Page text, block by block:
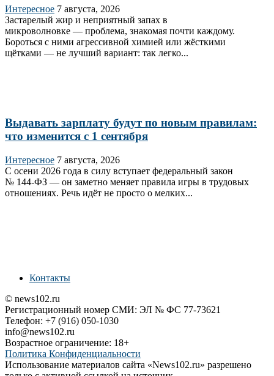
Интересное 7 августа, 2026
Застарелый жир и неприятный запах в
микроволновке — проблема, знакомая почти каждому.
Бороться с ними агрессивной химией или жёсткими
щётками — не лучший вариант: так легко...
Выдавать зарплату будут по новым правилам:
что изменится с 1 сентября
Интересное 7 августа, 2026
С осени 2026 года в силу вступает федеральный закон
№ 144‑ФЗ — он заметно меняет правила игры в трудовых
отношениях. Речь идёт не просто о мелких...
Контакты
© news102.ru
Регистрационный номер СМИ: ЭЛ № ФС 77-73621
Телефон: +7 (916) 050-1030
info@news102.ru
Возрастное ограничение: 18+
Политика Конфиденциальности
Использование материалов сайта «News102.ru» разрешено